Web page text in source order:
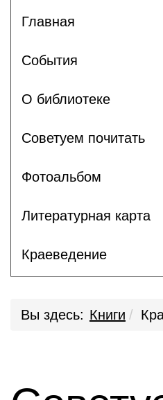
Главная
События
О библиотеке
Советуем почитать
Фотоальбом
Литературная карта
Краеведение
Вы здесь: Книги